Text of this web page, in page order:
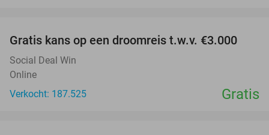
Gratis kans op een droomreis t.w.v. €3.000
Social Deal Win
Online
Verkocht: 187.525
Gratis